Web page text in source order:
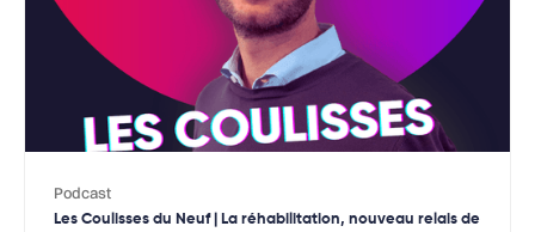
Podcast
Les Coulisses du Neuf | La réhabilitation, nouveau relais de